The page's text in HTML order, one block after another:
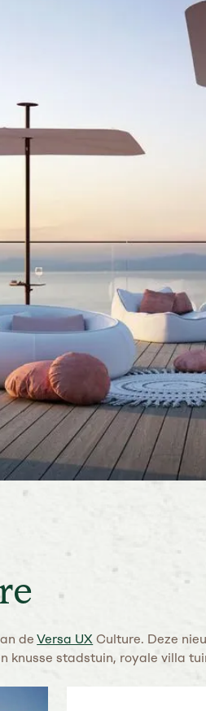
deVersa UX Culture. Deze
knusse stadstuin, royale villa